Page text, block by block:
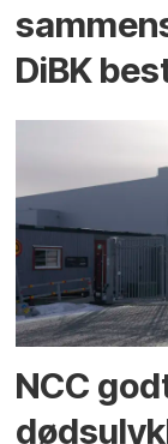
DiBK
NCC